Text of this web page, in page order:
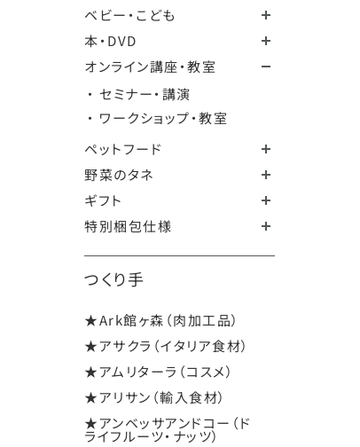
ベビー・こども
本・DVD
オンライン講座・教室
・ セミナー・講演
・ ワークショップ・教室
ペットフード
野菜のタネ
ギフト
特別梱包仕様
つくり手
★Ark館ヶ森（肉加工品）
★アサクラ（イタリア食材）
★アムリターラ（コスメ）
★アリサン（輸入食材）
★アンベッサアンドコー（ド
ライフルーツ・ナッツ）